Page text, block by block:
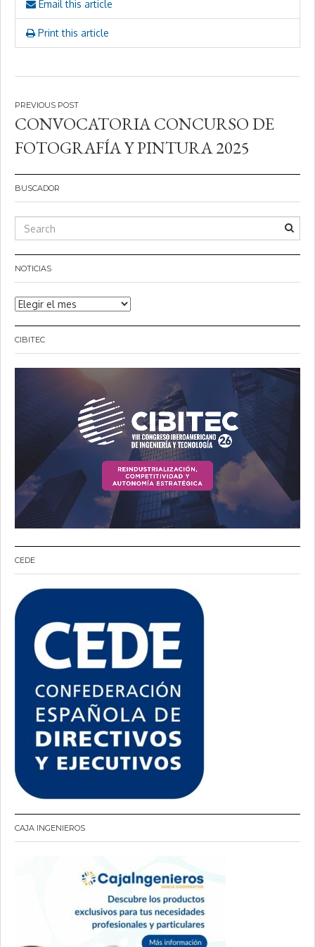
Email this article
Print this article
Navegación
de
entradas
CONVOCATORIA CONCURSO DE
FOTOGRAFÍA Y PINTURA 2025
BUSCADOR
NOTICIAS
Noticias
CIBITEC
CEDE
CAJA INGENIEROS